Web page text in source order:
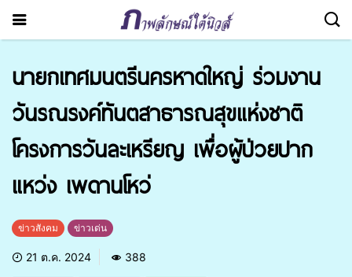
นายกเทศมนตรีนครหาดใหญ่ ร่วมงาน
วันรณรงค์ทันตสาธารณสุขแห่งชาติ
โครงการวันละเหรียญ เพื่อผู้ป่วยปาก
แหว่ง เพดานโหว่
ข่าวสังคม ข่าวเด่น
21 ต.ค. 2024 388